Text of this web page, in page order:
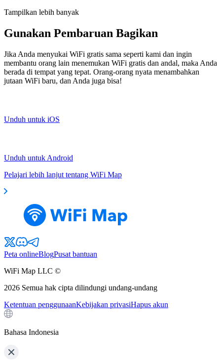
Tampilkan lebih banyak
Gunakan Pembaruan Bagikan
Jika Anda menyukai WiFi gratis sama seperti kami dan ingin
membantu orang lain menemukan WiFi gratis dan andal, maka Anda
berada di tempat yang tepat. Orang-orang nyata menambahkan
jutaan WiFi baru, dan Anda juga bisa!
Unduh untuk iOS
Unduh untuk Android
Pelajari lebih lanjut tentang WiFi Map
Peta onlineBlogPusat bantuan
WiFi Map LLC ©
2026 Semua hak cipta dilindungi undang-undang
Ketentuan penggunaanKebijakan privasiHapus akun
Bahasa Indonesia